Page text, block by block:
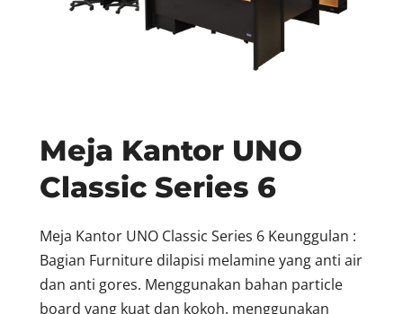
Meja Kantor UNO
Classic Series 6
Meja Kantor UNO Classic Series 6 Keunggulan :
Bagian Furniture dilapisi melamine yang anti air
dan anti gores. Menggunakan bahan particle
board yang kuat dan kokoh. menggunakan